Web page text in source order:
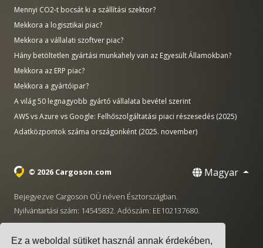
Ez a weboldal sütiket használ annak érdekében,
Mennyi CO2-t bocsát ki a szállítási szektor?
Mekkora a logisztikai piac?
Mekkora a vállalati szoftver piac?
Hány betöltetlen gyártási munkahely van az Egyesült Államokban?
Mekkora az ERP piac?
Mekkora a gyártóipar?
A világ 50 legnagyobb gyártó vállalata bevétel szerint
AWS vs Azure vs Google: Felhőszolgáltatási piaci részesedés (2025)
Adatközpontok száma országonként (2025. november)
© 2026 Cargoson.com Magyar
Bejegyezve Cargoson OÜ néven Észtországban.
Nyilvántartási szám: 14545832. Adószám: EE102137680.